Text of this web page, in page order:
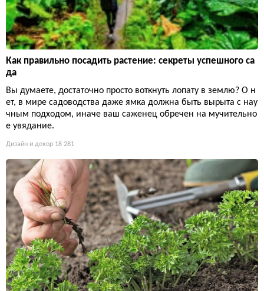
Как правильно посадить растение: секреты успешного са
да
Вы думаете, достаточно просто воткнуть лопату в землю? О н
ет, в мире садоводства даже ямка должна быть вырыта с нау
чным подходом, иначе ваш саженец обречен на мучительно
е увядание.
Дизайн и декор 18 281